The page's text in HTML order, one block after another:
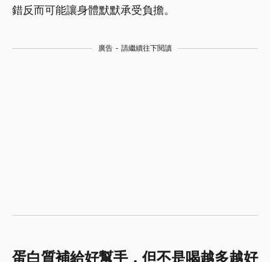
錯反而可能讓身體默默承受負擔。
廣告 - 請繼續往下閱讀
蛋白質補給好幫手，但不是喝越多越好